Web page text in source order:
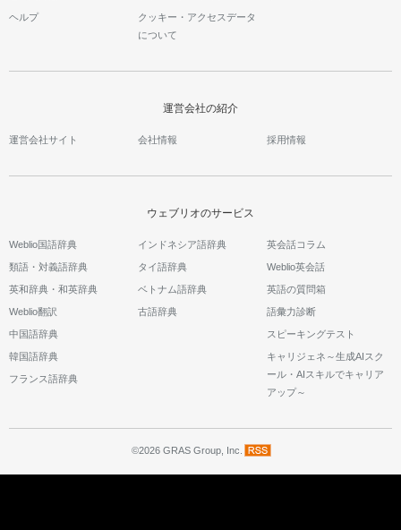
ヘルプ
クッキー・アクセスデータ
について
運営会社の紹介
運営会社サイト 会社情報 採用情報
ウェブリオのサービス
Weblio国語辞典
類語・対義語辞典
英和辞典・和英辞典
Weblio翻訳
中国語辞典
韓国語辞典
フランス語辞典
インドネシア語辞典
タイ語辞典
ベトナム語辞典
古語辞典
英会話コラム
Weblio英会話
英語の質問箱
語彙力診断
スピーキングテスト
キャリジェネ～生成AIスク
ール・AIスキルでキャリア
アップ～
©2026 GRAS Group, Inc.